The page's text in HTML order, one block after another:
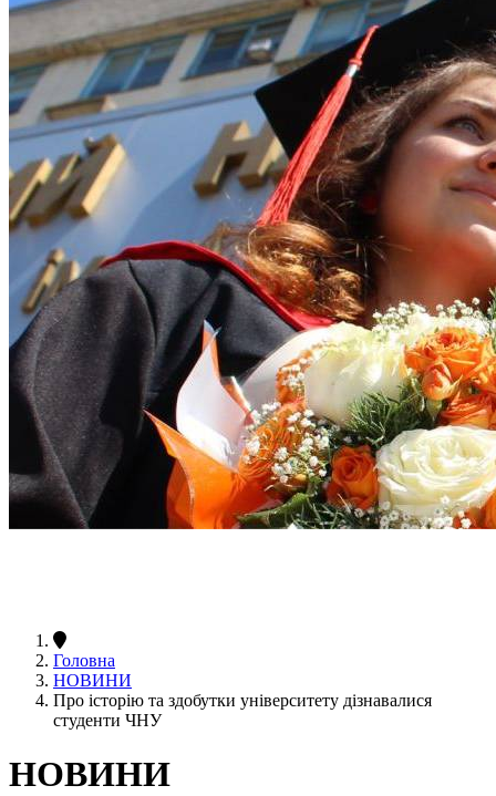
Головна
НОВИНИ
Про історію та здобутки університету дізнавалися
студенти ЧНУ
НОВИНИ